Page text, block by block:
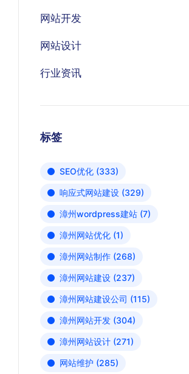
网站开发
网站设计
行业资讯
标签
SEO优化 (333)
响应式网站建设 (329)
漳州wordpress建站 (7)
漳州网站优化 (1)
漳州网站制作 (268)
漳州网站建设 (237)
漳州网站建设公司 (115)
漳州网站开发 (304)
漳州网站设计 (271)
网站维护 (285)